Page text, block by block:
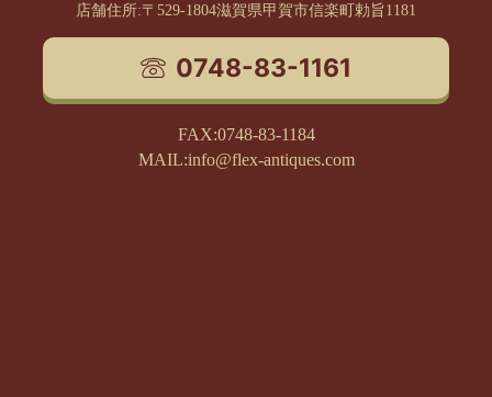
店舗住所:〒529-1804滋賀県甲賀市信楽町勅旨1181
0748-83-1161
FAX:0748-83-1184
MAIL:info@flex-antiques.com